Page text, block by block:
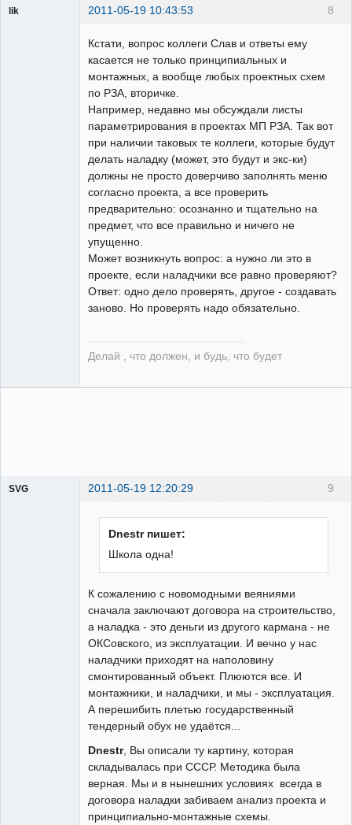
8
lik 2011-05-19 10:43:53
Кстати, вопрос коллеги Слав и ответы ему
касается не только принципиальных и
монтажных, а вообще любых проектных схем
по РЗА, вторичке.
Например, недавно мы обсуждали листы
параметрирования в проектах МП РЗА. Так вот
при наличии таковых те коллеги, которые будут
делать наладку (может, это будут и экс-ки)
должны не просто доверчиво заполнять меню
согласно проекта, а все проверить
предварительно: осознанно и тщательно на
предмет, что все правильно и ничего не
упущенно.
Может возникнуть вопрос: а нужно ли это в
проекте, если наладчики все равно проверяют?
Ответ: одно дело проверять, другое - создавать
заново. Но проверять надо обязательно.
Делай , что должен, и будь, что будет
9
SVG 2011-05-19 12:20:29
Dnestr пишет:
Школа одна!
К сожалению с новомодными веяниями
сначала заключают договора на строительство,
а наладка - это деньги из другого кармана - не
ОКСовского, из эксплуатации. И вечно у нас
наладчики приходят на наполовину
смонтированный объект. Плюются все. И
монтажники, и наладчики, и мы - эксплуатация.
А перешибить плетью государственный
тендерный обух не удаётся...
Dnestr, Вы описали ту картину, которая
складывалась при СССР. Методика была
верная. Мы и в нынешних условиях всегда в
договора наладки забиваем анализ проекта и
принципиально-монтажные схемы.